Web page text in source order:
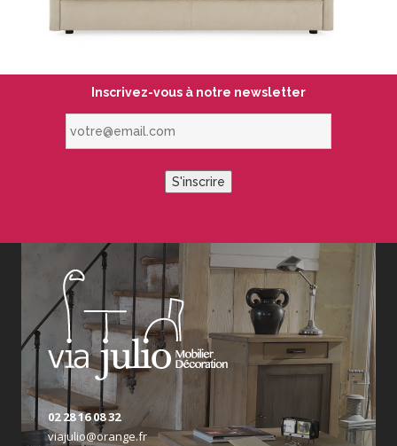
Inscrivez-vous à notre newsletter
S'inscrire
02 28 16 08 32
viajulio@orange.fr